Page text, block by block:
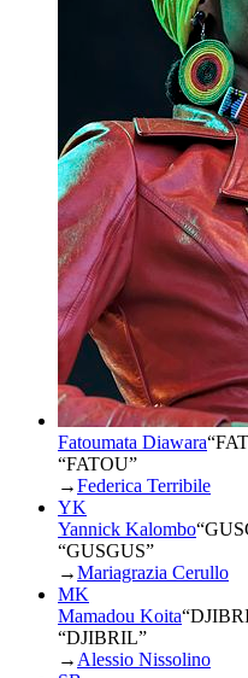
Fatoumata Diawara“
“FATOU”
→Federica Terribile
YK
Yannick Kalombo“
“GUSGUS”
→Mariagrazia Cerullo
MK
Mamadou Koita“
“DJIBRIL”
→ Alessio Nissolino